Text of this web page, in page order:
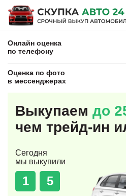
Онлайн оценка
по телефону
Оценка по фото
в мессенджерах
Выкупаем до
чем трейд-ин
Сегодня
мы выкупили
1 5